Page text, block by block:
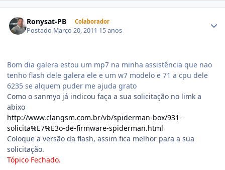
Ronysat-PB Colaborador
Postado Março 20, 2011 15 anos
Bom dia galera estou um mp7 na minha assistência que nao
tenho flash dele galera ele e um w7 modelo e 71 a cpu dele
6235 se alquem puder me ajuda grato
Como o sanmyo já indicou faça a sua solicitação no limk a
abixo
http://www.clangsm.com.br/vb/spiderman-box/931-
solicita%E7%E3o-de-firmware-spiderman.html
Coloque a versão da flash, assim fica melhor para a sua
solicitação.
Tópico Fechado.